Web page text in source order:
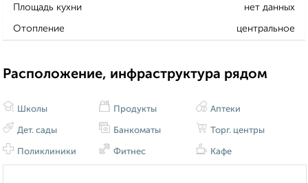
Площадь кухни нет данных
Отопление центральное
Расположение, инфраструктура рядом
Школы
Дет. сады
Поликлиники
Продукты
Банкоматы
Фитнес
Аптеки
Торг. центры
Кафе